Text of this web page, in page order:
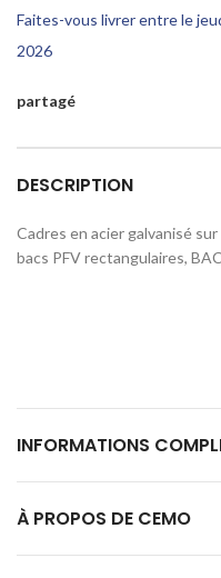
Faites-vous livrer entre le
2026
partagé
DESCRIPTION
Cadres en acier galvanisé
bacs PFV rectangulaires,
INFORMATIONS
À PROPOS DE CEMO